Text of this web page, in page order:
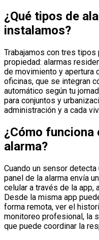
¿Qué tipos de
instalamos?
Trabajamos con tres
propiedad: alarmas
de movimiento y apertura
oficinas, que se integran
automático según tu
para conjuntos y
administración y a cada
¿Cómo
alarma?
Cuando un sensor
panel de la alarma envía
celular a través de la app,
Desde la misma app
forma remota, ver el
monitoreo profesional, la
que puede coordinar la